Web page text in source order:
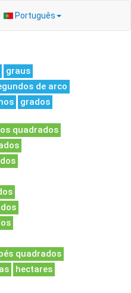
Português
graus
de arco
grados
quadrados
quadrados
hectares